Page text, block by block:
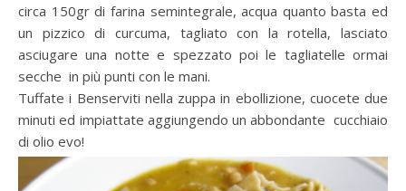
circa 150gr di farina semintegrale, acqua quanto basta ed
un pizzico di curcuma, tagliato con la rotella, lasciato
asciugare una notte e spezzato poi le tagliatelle ormai
secche in più punti con le mani.
Tuffate i Benserviti nella zuppa in ebollizione, cuocete due
minuti ed impiattate aggiungendo un abbondante cucchiaio
di olio evo!